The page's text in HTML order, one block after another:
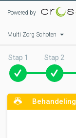
Powered by
Multi Zorg Schoten
Stap 1 Stap 2
Behandeling